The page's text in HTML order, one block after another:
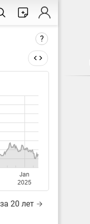
?
Jan
2025
20 лет